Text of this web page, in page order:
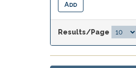
Results/Page